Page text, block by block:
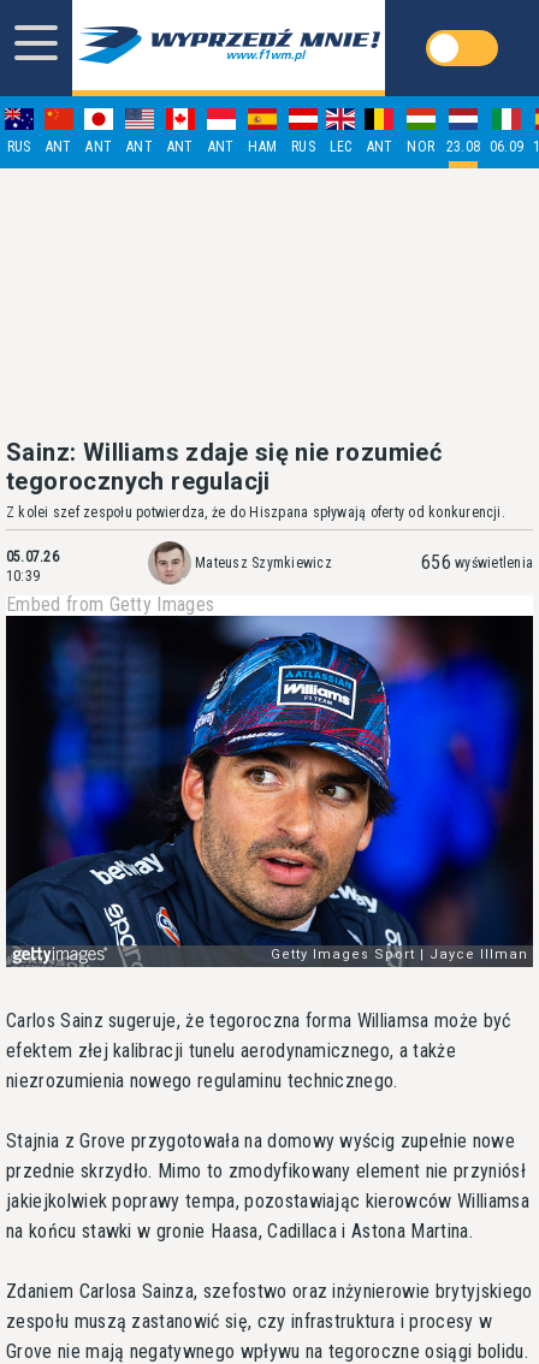
RUS ANT ANT ANT ANT ANT HAM RUS LEC ANT NOR 23.08 06.09
Sainz: Williams zdaje się nie rozumieć
tegorocznych regulacji
Z kolei szef zespołu potwierdza, że do Hiszpana spływają oferty od konkurencji.
05.07.26
10:39
Mateusz Szymkiewicz 656 wyświetlenia
Embed from Getty Images
Carlos Sainz sugeruje, że tegoroczna forma Williamsa może być
efektem złej kalibracji tunelu aerodynamicznego, a także
niezrozumienia nowego regulaminu technicznego.
Stajnia z Grove przygotowała na domowy wyścig zupełnie nowe
przednie skrzydło. Mimo to zmodyfikowany element nie przyniósł
jakiejkolwiek poprawy tempa, pozostawiając kierowców Williamsa
na końcu stawki w gronie Haasa, Cadillaca i Astona Martina.
Zdaniem Carlosa Sainza, szefostwo oraz inżynierowie brytyjskiego
zespołu muszą zastanowić się, czy infrastruktura i procesy w
Grove nie mają negatywnego wpływu na tegoroczne osiągi bolidu.